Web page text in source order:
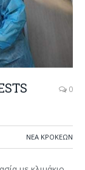
0
ΝΈΑ ΚΡΟΚΕΏΝ